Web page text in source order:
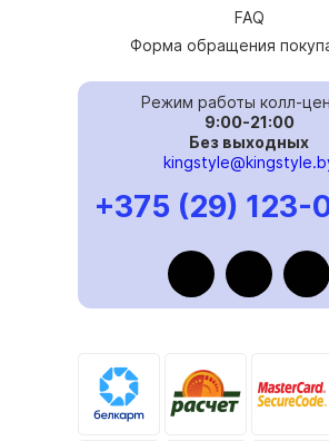
FAQ
Форма обращения
Режим работы колл-
9:00-21:00
Без выходных
+375 (29) 123-